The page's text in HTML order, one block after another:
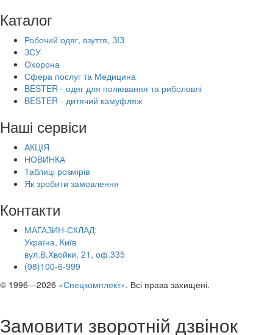
Каталог
Робочий одяг, взуття, ЗІЗ
ЗСУ
Охорона
Сфера послуг та Медицина
BESTER - одяг для полювання та риболовлі
BESTER - дитячий камуфляж
Наші сервіси
АКЦІЯ
НОВИНКА
Таблиці розмірів
Як зробити замовлення
Контакти
МАГАЗИН-СКЛАД:
Україна, Київ
вул.В.Хвойки, 21, оф.335
(98)100-6-999
© 1996—2026 «Спецкомплект». Всі права захищені.
Замовити зворотній дзвінок